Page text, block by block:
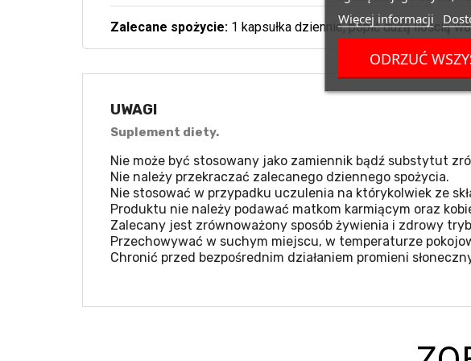
Zalecane spożycie: 1 kapsułka dziennie, popić dużą ilością
UWAGI
Suplement diety.
Nie może być stosowany jako zamiennik bądź substytut
Nie należy przekraczać zalecanego dziennego spożycia.
Nie stosować w przypadku uczulenia na którykolwiek ze
Produktu nie należy podawać matkom karmiącym oraz
Zalecany jest zrównoważony sposób żywienia i zdrowy
Przechowywać w suchym miejscu, w temperaturze
Chronić przed bezpośrednim działaniem promieni
Więcej informacji
ODRZUĆ